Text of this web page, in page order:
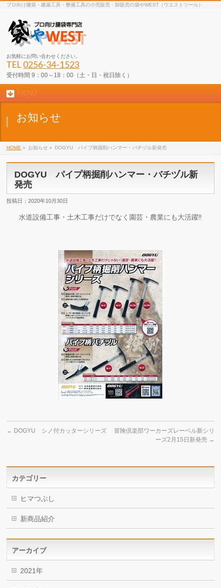
プロ向け腰袋・建築工具・整備工具の小売販売・卸販売の袋やWEST（ウエストツール）
お気軽にお問い合わせください。
TEL0256-34-1523
受付時間 9：00～18：00（土・日・祝日除く）
MENU
お知らせ
HOME » お知らせ » DOGYU パイプ柄掘削ハンマー・バチヅル新発売
DOGYU パイプ柄掘削ハンマー・バチヅル新
発売
投稿日：2020年10月30日
水道設備工事・土木工事だけでなく園芸・農業にも大活躍‼
← DOGYU シノ付カッターシリーズ
冒険倶楽部ワーカーズレーベル新シリ
ーズ2月15日新発売 →
カテゴリー
ヒマつぶし
新商品紹介
アーカイブ
2021年